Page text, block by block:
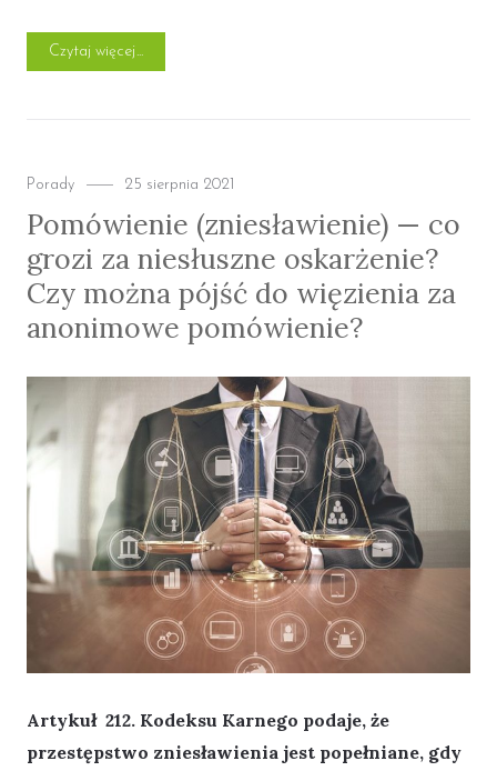
Czytaj więcej
Categories
Porady
Posted
25 sierpnia 2021
Pomówienie (zniesławienie) — co
grozi za niesłuszne oskarżenie?
Czy można pójść do więzienia za
anonimowe pomówienie?
Artykuł 212. Kodeksu Karnego podaje, że
przestępstwo zniesławienia jest popełniane, gdy